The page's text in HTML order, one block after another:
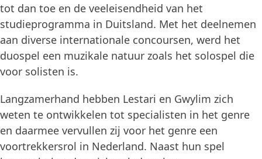
tot dan toe en de veeleisendheid van het
studieprogramma in Duitsland. Met het deelnemen
aan diverse internationale concoursen, werd het
duospel een muzikale natuur zoals het solospel die
voor solisten is.
Langzamerhand hebben Lestari en Gwylim zich
weten te ontwikkelen tot specialisten in het genre
en daarmee vervullen zij voor het genre een
voortrekkersrol in Nederland. Naast hun spel